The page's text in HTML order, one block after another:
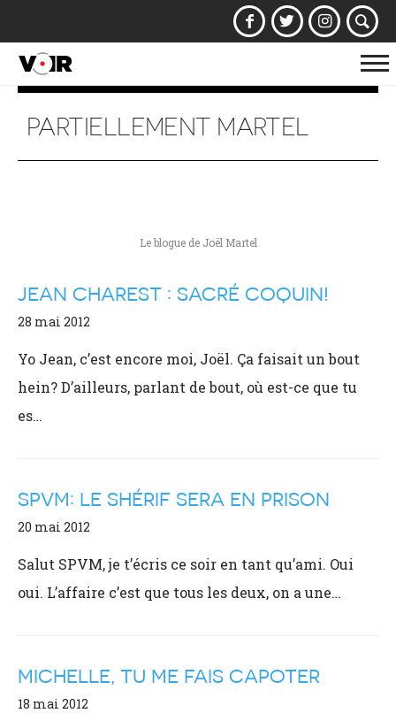
la
PARTIELLEMENT MARTEL
Le blogue de Joël Martel
JEAN CHAREST : SACRÉ COQUIN!
28 mai 2012
Yo Jean, c’est encore moi, Joël. Ça faisait un bout
hein? D’ailleurs, parlant de bout, où est-ce que tu
es…
SPVM: LE SHÉRIF SERA EN PRISON
20 mai 2012
Salut SPVM, je t’écris ce soir en tant qu’ami. Oui
oui. L’affaire c’est que tous les deux, on a une…
MICHELLE, TU ME FAIS CAPOTER
18 mai 2012